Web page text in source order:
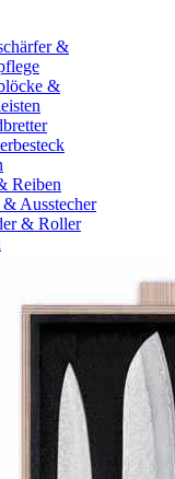
&
&
Reiben
& Ausstecher
& Roller